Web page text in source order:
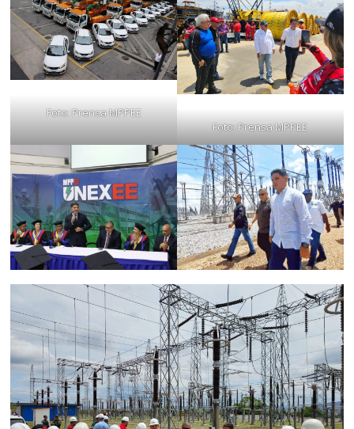
Foto: Prensa MPPEE
Foto: Prensa MPPEE